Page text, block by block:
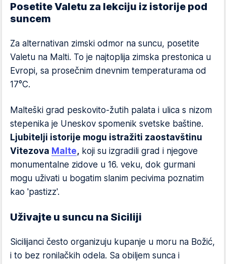
Posetite Valetu za lekciju iz istorije pod
suncem
Za alternativan zimski odmor na suncu, posetite
Valetu na Malti. To je najtoplija zimska prestonica u
Evropi, sa prosečnim dnevnim temperaturama od
17°C.
Malteški grad peskovito-žutih palata i ulica s nizom
stepenika je Uneskov spomenik svetske baštine.
Ljubitelji istorije mogu istražiti zaostavštinu
Vitezova Malte, koji su izgradili grad i njegove
monumentalne zidove u 16. veku, dok gurmani
mogu uživati u bogatim slanim pecivima poznatim
kao 'pastizz'.
Uživajte u suncu na Siciliji
Sicilijanci često organizuju kupanje u moru na Božić,
i to bez ronilačkih odela. Sa obiljem sunca i